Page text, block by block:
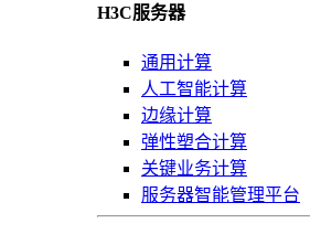
H3C服务器
通用计算
人工智能计算
边缘计算
弹性塑合计算
关键业务计算
服务器智能管理平台